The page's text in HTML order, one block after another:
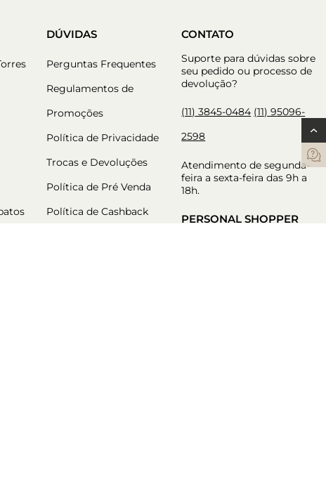
DÚVIDAS
Perguntas Frequentes
Regulamentos de
Promoções
Política de Privacidade
Trocas e Devoluções
Política de Pré Venda
Política de Cashback
CONTATO
Suporte para dúvidas sobre
seu pedido ou processo de
devolução?
(11) 3845-0484 (11) 95096-
2598
Atendimento de segunda-
feira a sexta-feira das 9h a
18h.
PERSONAL SHOPPER